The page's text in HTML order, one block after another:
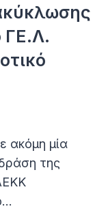
ακόμη μία
της